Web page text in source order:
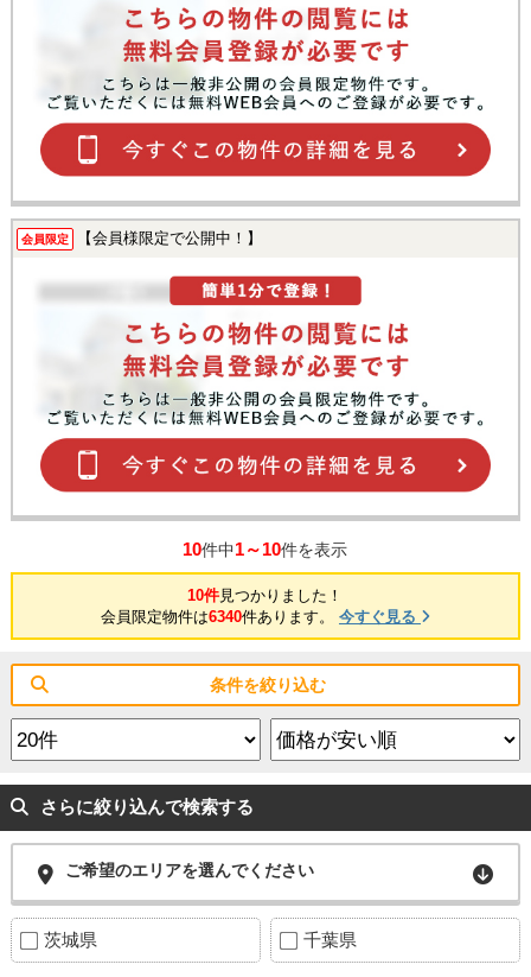
会員限定 【会員様限定で公開中！】
10件中1～10件を表示
10件見つかりました！
会員限定物件は6340件あります。 今すぐ見る
条件を絞り込む
さらに絞り込んで検索する
ご希望のエリアを選んでください
茨城県 千葉県